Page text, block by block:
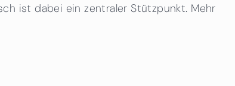
ist dabei ein zentraler Stützpunkt. Mehr